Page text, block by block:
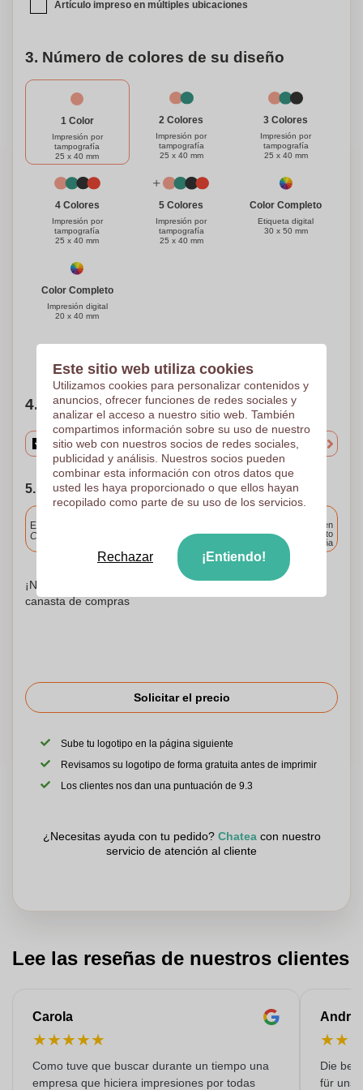
set de manicura de metal!
Artículo impreso en múltiples ubicaciones
3. Número de colores de su diseño
1 Color
Impresión por
tampografía
25 x 40 mm
2 Colores
Impresión por
tampografía
25 x 40 mm
3 Colores
Impresión por
tampografía
25 x 40 mm
4 Colores
Impresión por
tampografía
25 x 40 mm
5 Colores
Impresión por
tampografía
25 x 40 mm
Color Completo
Etiqueta digital
30 x 50 mm
Color Completo
Impresión digital
20 x 40 mm
4. Elige tu cantidad
5. Elija su fecha de envío
Entrega estándar
Cargue y apruebe sus archivos antes de las 9.30 a.m.
Entrega en
cualquier punto
de España
¡No te preocupes! Simplemente suba sus archivos a la
canasta de compras
Solicitar el precio
Sube tu logotipo en la página siguiente
Revisamos su logotipo de forma gratuita antes de imprimir
Los clientes nos dan una puntuación de 9.3
¿Necesitas ayuda con tu pedido? Chateacon nuestro
servicio de atención al cliente
Lee las reseñas de nuestros clientes
Carola
★★★★★
Como tuve que buscar durante un tiempo una
empresa que hiciera impresiones por todas
★★
Die
für
Este sitio web utiliza cookies
Utilizamos cookies para personalizar contenidos y
anuncios, ofrecer funciones de redes sociales y
analizar el acceso a nuestro sitio web. También
compartimos información sobre su uso de nuestro
sitio web con nuestros socios de redes sociales,
publicidad y análisis. Nuestros socios pueden
combinar esta información con otros datos que
usted les haya proporcionado o que ellos hayan
recopilado como parte de su uso de los servicios.
Rechazar ¡Entiendo!